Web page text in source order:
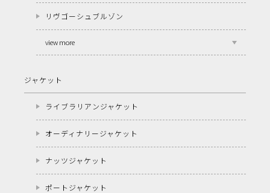
リヴゴーシュブルゾン
view more
ジャケット
ライブラリアンジャケット
オーディナリージャケット
ナッツジャケット
ポートジャケット